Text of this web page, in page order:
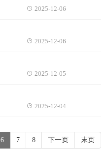
2025-12-06
2025-12-06
2025-12-05
2025-12-04
6 7 8 下一页 末页